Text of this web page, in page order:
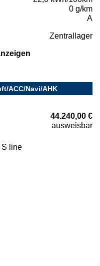
0 g/km
A
Zentrallager
ACC/Navi/AHK
44.240,00 €
ausweisbar